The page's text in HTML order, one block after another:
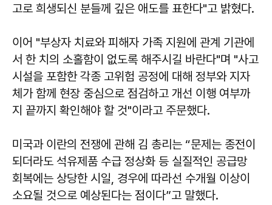
고로 희생되신 분들께 깊은 애도를 표한다"고 밝혔다.
이어 "부상자 치료와 피해자 가족 지원에 관계 기관에
서 한 치의 소홀함이 없도록 해주시길 바란다"며 "사고
시설을 포함한 각종 고위험 공정에 대해 정부와 지자
체가 함께 현장 중심으로 점검하고 개선 이행 여부까
지 끝까지 확인해야 할 것"이라고 주문했다.
미국과 이란의 전쟁에 관해 김 총리는 “문제는 종전이
되더라도 석유제품 수급 정상화 등 실질적인 공급망
회복에는 상당한 시일, 경우에 따라선 수개월 이상이
소요될 것으로 예상된다는 점이다”고 말했다.